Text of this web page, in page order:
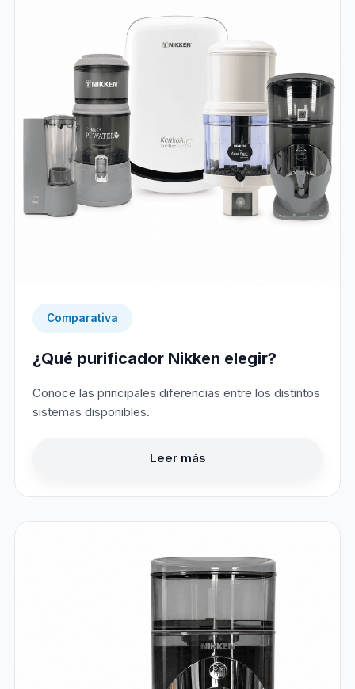
Comparativa
¿Qué purificador Nikken elegir?
Conoce las principales diferencias entre los distintos
sistemas disponibles.
Leer más